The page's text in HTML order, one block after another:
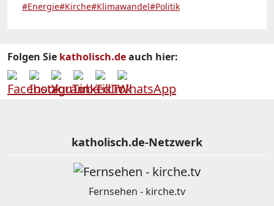
#Energie#Kirche#Klimawandel#Politik
Folgen Sie katholisch.deauch hier:
katholisch.de-Netzwerk
Fernsehen - kirche.tv